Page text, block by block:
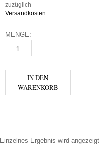
zuzüglich
Versandkosten
MENGE:
NOGNE - OUD BRUIN MENGE
IN DEN
WARENKORB
Einzelnes Ergebnis wird angezeigt